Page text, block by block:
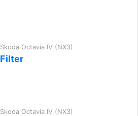
Skoda Octavia IV (NX3)
Filter
Skoda Octavia IV (NX3)